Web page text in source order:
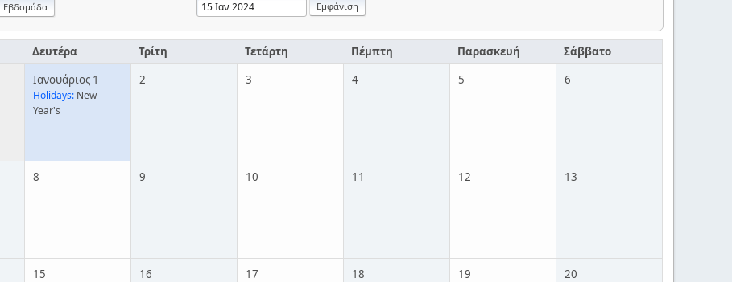
Εβδομάδα
Δευτέρα Τρίτη Τετάρτη Πέμπτη Παρασκευή Σάββατο
Ιανουάριος 1
Holidays: New
Year's
2 3 4 5 6
8 9 10 11 12 13
15 16 17 18 19 20